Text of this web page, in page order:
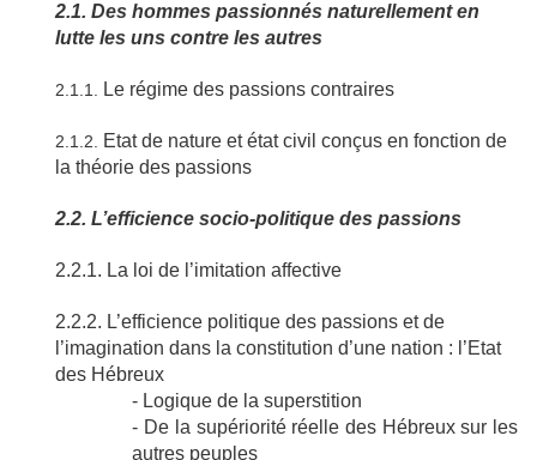
2.1. Des hommes passionnés naturellement en
lutte les uns contre les autres
2.1.1. Le régime des passions contraires
2.1.2.
Etat de nature et état civil conçus en fonction de
la théorie des passions
2.2. L’efficience socio-politique des passions
2.2.1. La loi de l’imitation affective
2.2.2. L’efficience politique des passions et de
l’imagination dans la constitution d’une nation : l’Etat
des Hébreux
- Logique de la superstition
- De la supériorité réelle des Hébreux sur les
autres peuples